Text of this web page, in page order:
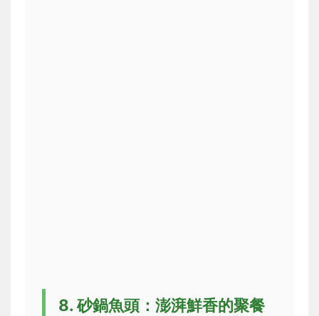
8. 砂鍋魚頭：澎湃鮮香的聚餐